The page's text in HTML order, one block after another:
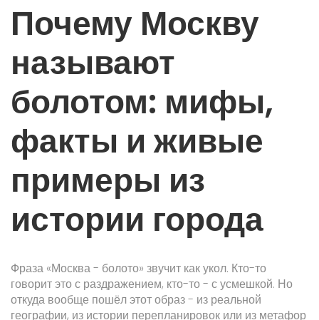
Почему Москву
называют
болотом: мифы,
факты и живые
примеры из
истории города
Фраза «Москва - болото» звучит как укол. Кто-то
говорит это с раздражением, кто-то - с усмешкой. Но
откуда вообще пошёл этот образ - из реальной
географии, из истории перепланировок или из метафор